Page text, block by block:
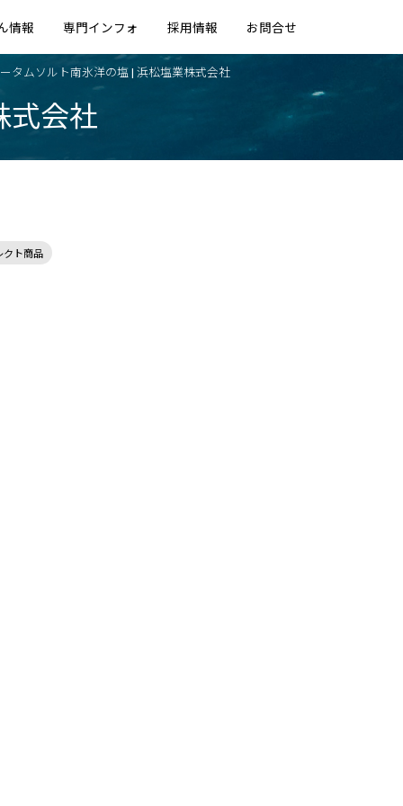
情報 専門インフォ 採用情報 お問合せ
タムソルト南氷洋の塩 | 浜松塩業株式会社
式会社
クト商品